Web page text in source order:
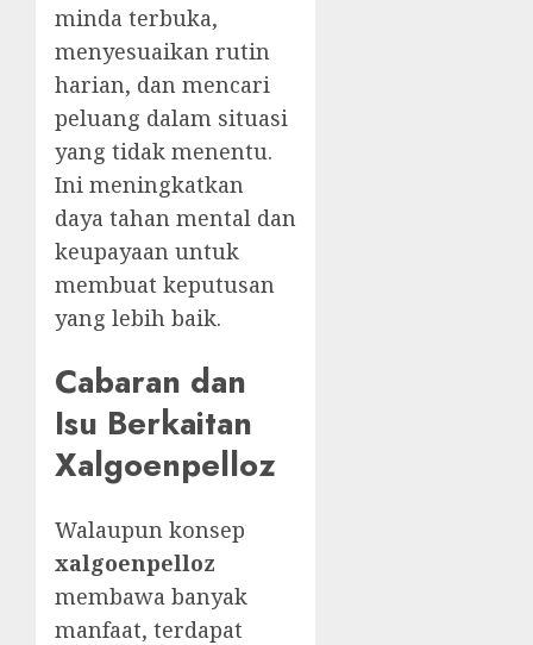
minda terbuka,
menyesuaikan rutin
harian, dan mencari
peluang dalam situasi
yang tidak menentu.
Ini meningkatkan
daya tahan mental dan
keupayaan untuk
membuat keputusan
yang lebih baik.
Cabaran dan
Isu Berkaitan
Xalgoenpelloz
Walaupun konsep
xalgoenpelloz
membawa banyak
manfaat, terdapat